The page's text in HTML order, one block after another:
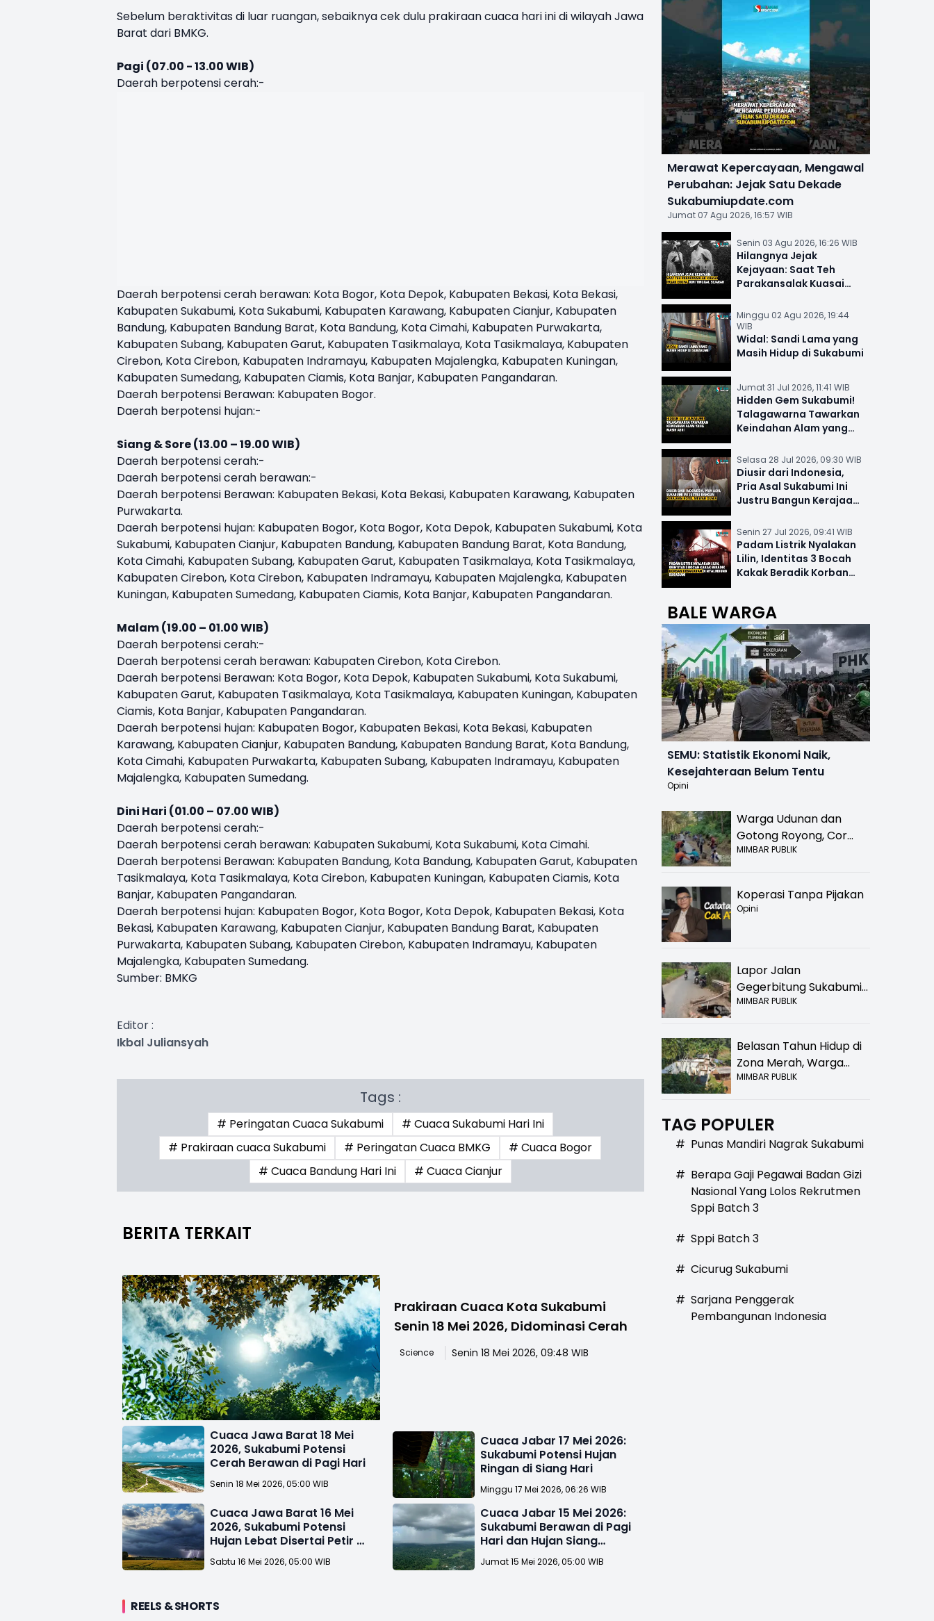
Sebelum beraktivitas di luar ruangan, sebaiknya cek dulu prakiraan cuaca hari ini di wilayah Jawa
Barat dari BMKG.
Pagi (07.00 - 13.00 WIB)
Daerah berpotensi cerah:-
Daerah berpotensi cerah berawan: Kota Bogor, Kota Depok, Kabupaten Bekasi, Kota Bekasi,
Kabupaten Sukabumi, Kota Sukabumi, Kabupaten Karawang, Kabupaten Cianjur, Kabupaten
Bandung, Kabupaten Bandung Barat, Kota Bandung, Kota Cimahi, Kabupaten Purwakarta,
Kabupaten Subang, Kabupaten Garut, Kabupaten Tasikmalaya, Kota Tasikmalaya, Kabupaten
Cirebon, Kota Cirebon, Kabupaten Indramayu, Kabupaten Majalengka, Kabupaten Kuningan,
Kabupaten Sumedang, Kabupaten Ciamis, Kota Banjar, Kabupaten Pangandaran.
Daerah berpotensi Berawan: Kabupaten Bogor.
Daerah berpotensi hujan:-
Siang & Sore (13.00 – 19.00 WIB)
Daerah berpotensi cerah:-
Daerah berpotensi cerah berawan:-
Daerah berpotensi Berawan: Kabupaten Bekasi, Kota Bekasi, Kabupaten Karawang, Kabupaten
Purwakarta.
Daerah berpotensi hujan: Kabupaten Bogor, Kota Bogor, Kota Depok, Kabupaten Sukabumi, Kota
Sukabumi, Kabupaten Cianjur, Kabupaten Bandung, Kabupaten Bandung Barat, Kota Bandung,
Kota Cimahi, Kabupaten Subang, Kabupaten Garut, Kabupaten Tasikmalaya, Kota Tasikmalaya,
Kabupaten Cirebon, Kota Cirebon, Kabupaten Indramayu, Kabupaten Majalengka, Kabupaten
Kuningan, Kabupaten Sumedang, Kabupaten Ciamis, Kota Banjar, Kabupaten Pangandaran.
Malam (19.00 – 01.00 WIB)
Daerah berpotensi cerah:-
Daerah berpotensi cerah berawan: Kabupaten Cirebon, Kota Cirebon.
Daerah berpotensi Berawan: Kota Bogor, Kota Depok, Kabupaten Sukabumi, Kota Sukabumi,
Kabupaten Garut, Kabupaten Tasikmalaya, Kota Tasikmalaya, Kabupaten Kuningan, Kabupaten
Ciamis, Kota Banjar, Kabupaten Pangandaran.
Daerah berpotensi hujan: Kabupaten Bogor, Kabupaten Bekasi, Kota Bekasi, Kabupaten
Karawang, Kabupaten Cianjur, Kabupaten Bandung, Kabupaten Bandung Barat, Kota Bandung,
Kota Cimahi, Kabupaten Purwakarta, Kabupaten Subang, Kabupaten Indramayu, Kabupaten
Majalengka, Kabupaten Sumedang.
Dini Hari (01.00 – 07.00 WIB)
Daerah berpotensi cerah:-
Daerah berpotensi cerah berawan: Kabupaten Sukabumi, Kota Sukabumi, Kota Cimahi.
Daerah berpotensi Berawan: Kabupaten Bandung, Kota Bandung, Kabupaten Garut, Kabupaten
Tasikmalaya, Kota Tasikmalaya, Kota Cirebon, Kabupaten Kuningan, Kabupaten Ciamis, Kota
Banjar, Kabupaten Pangandaran.
Daerah berpotensi hujan: Kabupaten Bogor, Kota Bogor, Kota Depok, Kabupaten Bekasi, Kota
Bekasi, Kabupaten Karawang, Kabupaten Cianjur, Kabupaten Bandung Barat, Kabupaten
Purwakarta, Kabupaten Subang, Kabupaten Cirebon, Kabupaten Indramayu, Kabupaten
Majalengka, Kabupaten Sumedang.
Sumber: BMKG
Editor :
Ikbal Juliansyah
Tags :
# Peringatan Cuaca Sukabumi
# Cuaca Sukabumi Hari Ini
# Prakiraan cuaca Sukabumi
# Peringatan Cuaca BMKG
# Cuaca Bogor
# Cuaca Bandung Hari Ini
# Cuaca Cianjur
BERITA TERKAIT
Prakiraan Cuaca Kota Sukabumi
Senin 18 Mei 2026, Didominasi Cerah
Science Senin 18 Mei 2026, 09:48 WIB
Cuaca Jawa Barat 18 Mei
2026, Sukabumi Potensi
Cerah Berawan di Pagi Hari
Senin 18 Mei 2026, 05:00 WIB
Cuaca Jabar 17 Mei 2026:
Sukabumi Potensi Hujan
Ringan di Siang Hari
Minggu 17 Mei 2026, 06:26 WIB
Cuaca Jawa Barat 16 Mei
2026, Sukabumi Potensi
Hujan Lebat Disertai Petir di
Siang Hari
Sabtu 16 Mei 2026, 05:00 WIB
Cuaca Jabar 15 Mei 2026:
Sukabumi Berawan di Pagi
Hari dan Hujan Siang
Harinya
Jumat 15 Mei 2026, 05:00 WIB
REELS & SHORTS
Merawat Kepercayaan, Mengawal
Perubahan: Jejak Satu Dekade
Sukabumiupdate.com
Jumat 07 Agu 2026, 16:57 WIB
Senin 03 Agu 2026, 16:26 WIB
Hilangnya Jejak
Kejayaan: Saat Teh
Parakansalak Kuasai
Sejarah
Minggu 02 Agu 2026, 19:44
WIB
Widal: Sandi Lama yang
Masih Hidup di Sukabumi
Jumat 31 Jul 2026, 11:41 WIB
Hidden Gem Sukabumi!
Talagawarna Tawarkan
Keindahan Alam yang
Selasa 28 Jul 2026, 09:30 WIB
Diusir dari Indonesia,
Pria Asal Sukabumi Ini
Justru Bangun Kerajaan
Senin 27 Jul 2026, 09:41 WIB
Padam Listrik Nyalakan
Lilin, Identitas 3 Bocah
Kakak Beradik Korban
BALE WARGA
SEMU: Statistik Ekonomi Naik,
Kesejahteraan Belum Tentu
Opini
Warga Udunan dan
Gotong Royong, Cor
Jalan Hancur di
MIMBAR PUBLIK
Koperasi Tanpa Pijakan
Opini
Lapor Jalan
Gegerbitung Sukabumi
Bolong! Bahaya Bagi
MIMBAR PUBLIK
Belasan Tahun Hidup di
Zona Merah, Warga
Kampung Nangewer
Relokasi
MIMBAR PUBLIK
TAG POPULER
# Punas Mandiri Nagrak Sukabumi
# Berapa Gaji Pegawai Badan Gizi
Nasional Yang Lolos Rekrutmen
Sppi Batch 3
# Sppi Batch 3
# Cicurug Sukabumi
# Sarjana Penggerak
Pembangunan Indonesia